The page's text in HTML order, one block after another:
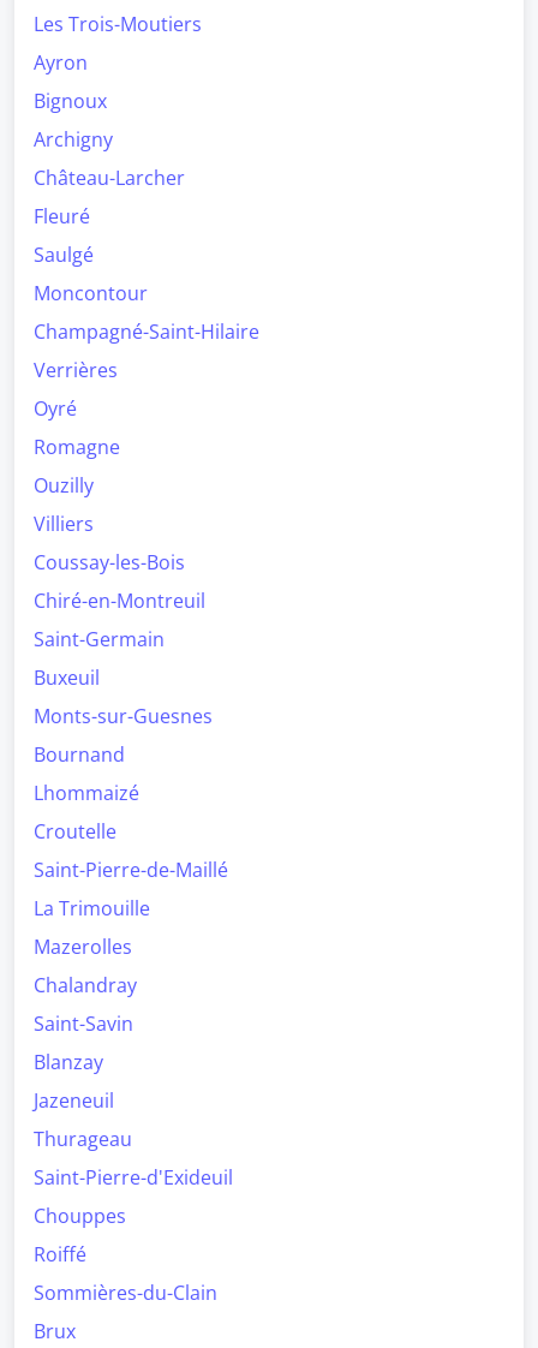
Les Trois-Moutiers
Ayron
Bignoux
Archigny
Château-Larcher
Fleuré
Saulgé
Moncontour
Champagné-Saint-Hilaire
Verrières
Oyré
Romagne
Ouzilly
Villiers
Coussay-les-Bois
Chiré-en-Montreuil
Saint-Germain
Buxeuil
Monts-sur-Guesnes
Bournand
Lhommaizé
Croutelle
Saint-Pierre-de-Maillé
La Trimouille
Mazerolles
Chalandray
Saint-Savin
Blanzay
Jazeneuil
Thurageau
Saint-Pierre-d'Exideuil
Chouppes
Roiffé
Sommières-du-Clain
Brux